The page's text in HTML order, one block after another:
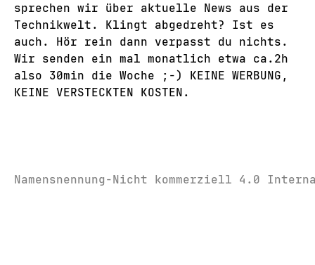
sprechen wir über aktuelle News aus der
Technikwelt. Klingt abgedreht? Ist es
auch. Hör rein dann verpasst du nichts.
Wir senden ein mal monatlich etwa ca.2h
also 30min die Woche ;-) KEINE WERBUNG,
KEINE VERSTECKTEN KOSTEN.
Namensnennung-Nicht kommerziell 4.0